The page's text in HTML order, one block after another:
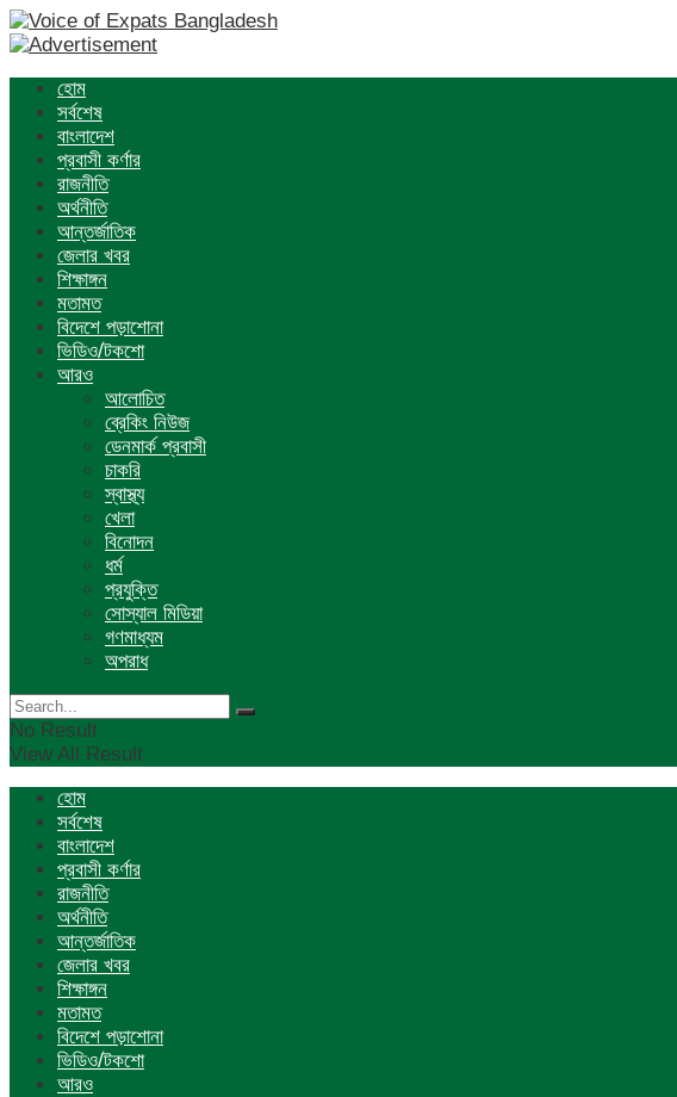
হোম
সর্বশেষ
বাংলাদেশ
প্রবাসী কর্ণার
রাজনীতি
অর্থনীতি
আন্তর্জাতিক
জেলার খবর
শিক্ষাঙ্গন
মতামত
বিদেশে পড়াশোনা
ভিডিও/টকশো
আরও
আলোচিত
ব্রেকিং নিউজ
ডেনমার্ক প্রবাসী
চাকরি
স্বাস্থ্য
খেলা
বিনোদন
ধর্ম
প্রযুক্তি
সোস্যাল মিডিয়া
গণমাধ্যম
অপরাধ
No Result
View All Result
হোম
সর্বশেষ
বাংলাদেশ
প্রবাসী কর্ণার
রাজনীতি
অর্থনীতি
আন্তর্জাতিক
জেলার খবর
শিক্ষাঙ্গন
মতামত
বিদেশে পড়াশোনা
ভিডিও/টকশো
আরও